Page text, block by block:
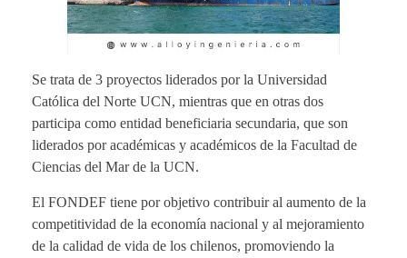
Se trata de 3 proyectos liderados por la Universidad
Católica del Norte UCN, mientras que en otras dos
participa como entidad beneficiaria secundaria, que son
liderados por académicas y académicos de la Facultad de
Ciencias del Mar de la UCN.
El FONDEF tiene por objetivo contribuir al aumento de la
competitividad de la economía nacional y al mejoramiento
de la calidad de vida de los chilenos, promoviendo la